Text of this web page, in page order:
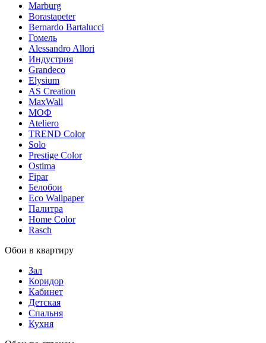
Marburg
Borastapeter
Bernardo Bartalucci
Гомель
Alessandro Allori
Индустрия
Grandeco
Elysium
AS Creation
MaxWall
МОФ
Ateliero
TREND Color
Solo
Prestige Color
Ostima
Fipar
Белобои
Eco Wallpaper
Палитра
Home Color
Rasch
Обои в квартиру
Зал
Коридор
Кабинет
Детская
Спальня
Кухня